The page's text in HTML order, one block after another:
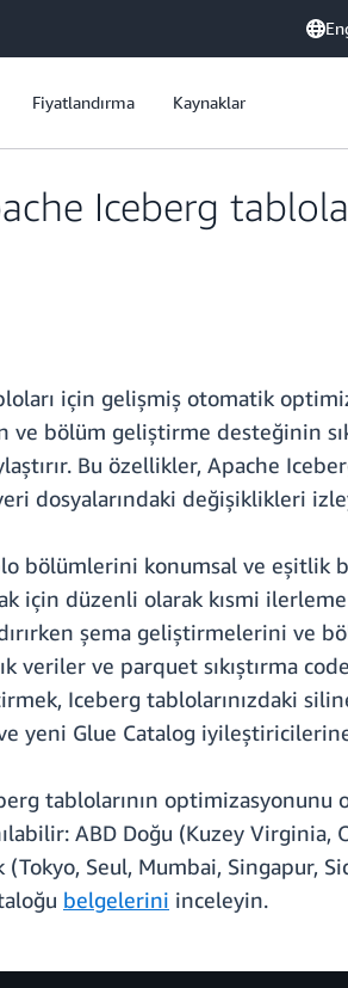
Fiyatlandırma Kaynaklar
Iceberg
için gelişmiş otomatik
bölüm geliştirme desteğinin
Bu özellikler, Apache
dosyalarındaki değişiklikleri
bölümlerini konumsal ve eşitlik
için düzenli olarak kısmi
şema geliştirmelerini ve
veriler ve parquet sıkıştırma
Iceberg tablolarınızdaki
yeni Glue Catalog
tablolarının
ABD Doğu (Kuzey Virginia,
Seul, Mumbai, Singapur,
belgelerini inceleyin.